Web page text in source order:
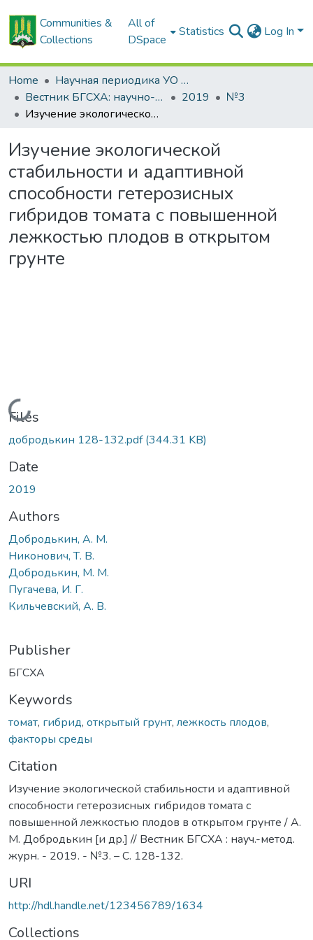
Communities &
Collections
All of
DSpace
Statistics Log In
Home
Научная периодика УО БГСХА
Вестник БГСХА: научно-методический журнал Белорусской государственной сельскохозяйственной академии
2019
№3
Изучение экологической стабильности и адаптивной способности гетерозисных гибридов томата с повышенной лежкостью плодов в открытом грунте
Изучение экологической
стабильности и адаптивной
способности гетерозисных
гибридов томата с повышенной
лежкостью плодов в открытом
грунте
Loading...
Files
добродькин 128-132.pdf(344.31 KB)
Date
2019
Authors
Добродькин, А. М.
Никонович, Т. В.
Добродькин, М. М.
Пугачева, И. Г.
Кильчевский, А. В.
Publisher
БГСХА
Keywords
томат, гибрид, открытый грунт, лежкость плодов,
факторы среды
Citation
Изучение экологической стабильности и адаптивной
способности гетерозисных гибридов томата с
повышенной лежкостью плодов в открытом грунте / А.
М. Добродькин [и др.] // Вестник БГСХА : науч.-метод.
журн. - 2019. - №3. – С. 128-132.
URI
http://hdl.handle.net/123456789/1634
Collections